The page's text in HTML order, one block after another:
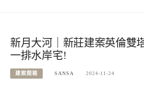
新月大河｜新莊建案英倫雙
一排水岸宅!
建案開箱 SANSA 2024-11-24